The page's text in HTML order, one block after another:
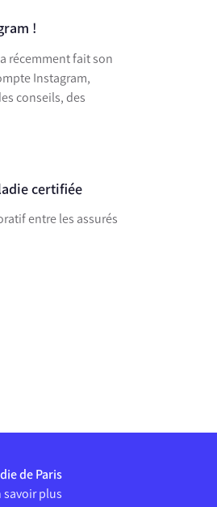
!
récemment fait son
Instagram,
conseils, des
certifiée
entre les assurés
de Paris
savoir plus